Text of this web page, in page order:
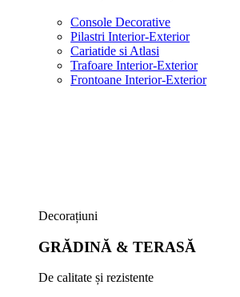
Console Decorative
Pilastri Interior-Exterior
Cariatide si Atlasi
Trafoare Interior-Exterior
Frontoane Interior-Exterior
Decorațiuni
GRĂDINĂ & TERASĂ
De calitate și rezistente